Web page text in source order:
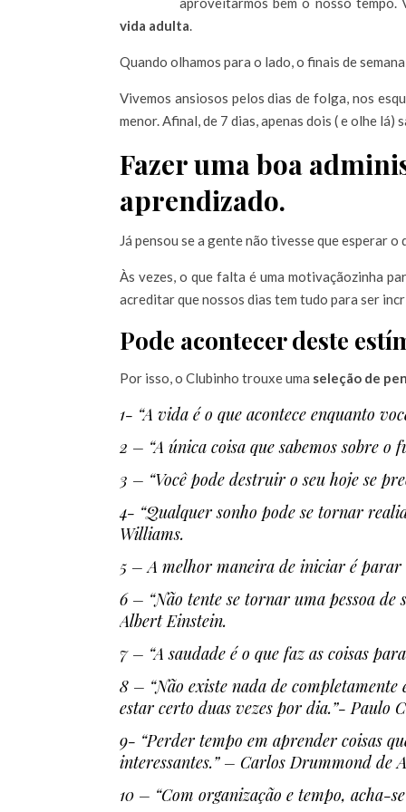
vida adulta.
Quando olhamos para o lado, o finais de
Vivemos ansiosos pelos dias de folga, nos
menor. Afinal, de 7 dias, apenas dois ( e olhe
Fazer uma boa
aprendizado.
Já pensou se a gente não tivesse que esperar
Às vezes, o que falta é uma motivaçãozinha
acreditar que nossos dias tem tudo para ser
Pode acontecer deste
Por isso, o Clubinho trouxe uma seleção de
1- “A vida é o que acontece enquanto
2 – “A única coisa que sabemos sobre
3 – “Você pode destruir o seu hoje se
4- “Qualquer sonho pode se tornar
Williams.
5 – A melhor maneira de iniciar é
6 – “Não tente se tornar uma pessoa
Albert Einstein.
7 – “A saudade é o que faz as coisas
8 – “Não existe nada de
estar certo duas vezes por dia.”- Paulo
9- “Perder tempo em aprender coisas
interessantes.” – Carlos Drummond de
10 – “Com organização e tempo, acha-